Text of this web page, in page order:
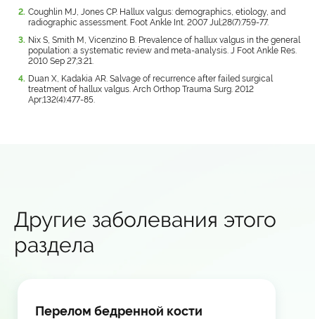
Coughlin MJ, Jones CP. Hallux valgus: demographics, etiology, and
radiographic assessment. Foot Ankle Int. 2007 Jul;28(7):759-77.
Nix S, Smith M, Vicenzino B. Prevalence of hallux valgus in the general
population: a systematic review and meta-analysis. J Foot Ankle Res.
2010 Sep 27;3:21.
Duan X, Kadakia AR. Salvage of recurrence after failed surgical
treatment of hallux valgus. Arch Orthop Trauma Surg. 2012
Apr;132(4):477-85.
Другие заболевания этого
раздела
Перелом бедренной кости